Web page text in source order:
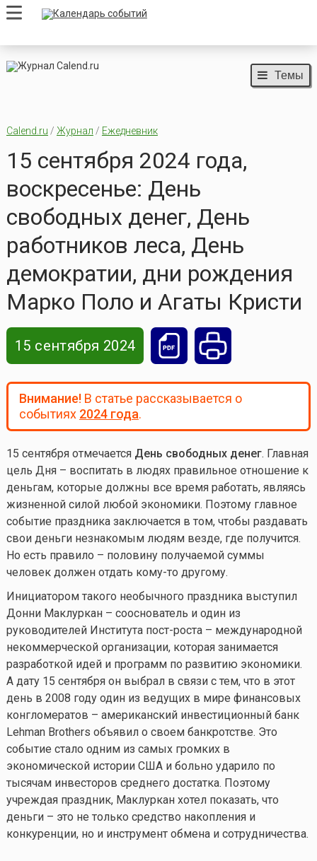
Темы
Calend.ru / Журнал / Ежедневник
15 сентября 2024 года,
воскресенье: День
свободных денег, День
работников леса, День
демократии, дни рождения
Марко Поло и Агаты Кристи
15 сентября 2024
Внимание!В статье рассказывается о
событиях 2024 года.
15 сентября отмечается День свободных денег. Главная
цель Дня – воспитать в людях правильное отношение к
деньгам, которые должны все время работать, являясь
жизненной силой любой экономики. Поэтому главное
событие праздника заключается в том, чтобы раздавать
свои деньги незнакомым людям везде, где получится.
Но есть правило – половину получаемой суммы
человек должен отдать кому-то другому.
Инициатором такого необычного праздника выступил
Донни Маклуркан – сооснователь и один из
руководителей Института пост-роста – международной
некоммерческой организации, которая занимается
разработкой идей и программ по развитию экономики.
А дату 15 сентября он выбрал в связи с тем, что в этот
день в 2008 году один из ведущих в мире финансовых
конгломератов – американский инвестиционный банк
Lehman Brothers объявил о своем банкротстве. Это
событие стало одним из самых громких в
экономической истории США и больно ударило по
тысячам инвесторов среднего достатка. Поэтому
учреждая праздник, Маклуркан хотел показать, что
деньги – это не только средство накопления и
конкуренции, но и инструмент обмена и сотрудничества.